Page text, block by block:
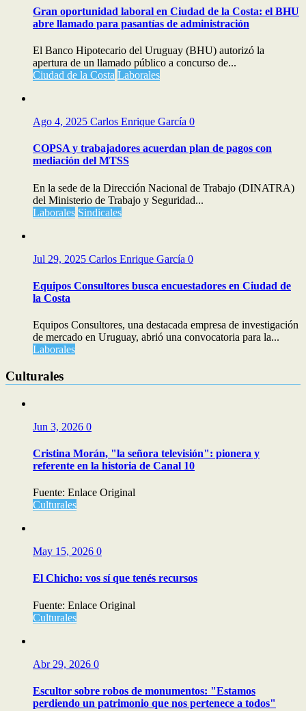
Gran oportunidad laboral en Ciudad de la Costa: el BHU
abre llamado para pasantías de administración
El Banco Hipotecario del Uruguay (BHU) autorizó la
apertura de un llamado público a concurso de...
Ciudad de la Costa Laborales
Ago 4, 2025 Carlos Enrique García 0
COPSA y trabajadores acuerdan plan de pagos con
mediación del MTSS
En la sede de la Dirección Nacional de Trabajo (DINATRA)
del Ministerio de Trabajo y Seguridad...
Laborales Sindicales
Jul 29, 2025 Carlos Enrique García 0
Equipos Consultores busca encuestadores en Ciudad de
la Costa
Equipos Consultores, una destacada empresa de investigación
de mercado en Uruguay, abrió una convocatoria para la...
Laborales
Culturales
Jun 3, 2026 0
Cristina Morán, "la señora televisión": pionera y
referente en la historia de Canal 10
Fuente: Enlace Original
Culturales
May 15, 2026 0
El Chicho: vos sí que tenés recursos
Fuente: Enlace Original
Culturales
Abr 29, 2026 0
Escultor sobre robos de monumentos: "Estamos
perdiendo un patrimonio que nos pertenece a todos"